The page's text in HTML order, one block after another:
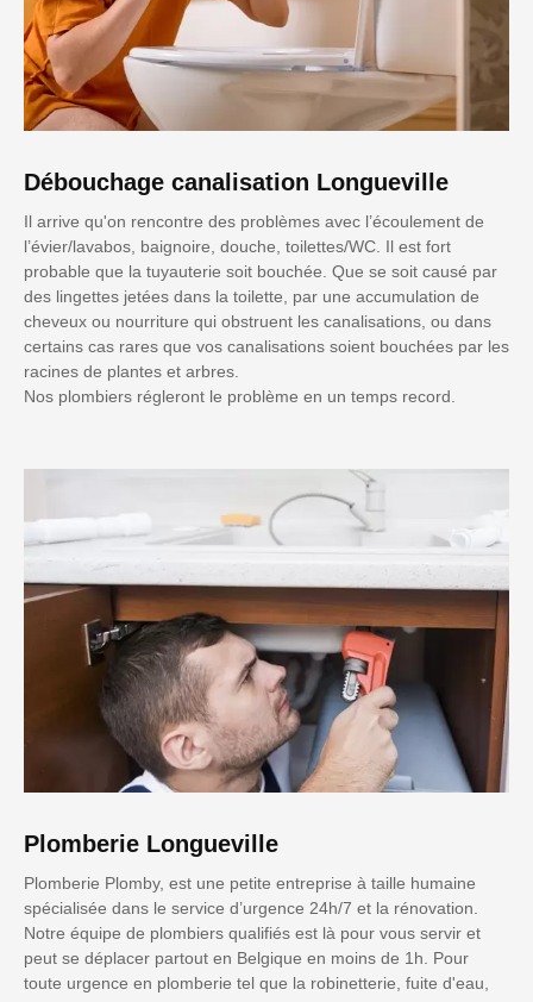
Débouchage canalisation Longueville
Il arrive qu'on rencontre des problèmes avec l’écoulement de
l’évier/lavabos, baignoire, douche, toilettes/WC. Il est fort
probable que la tuyauterie soit bouchée. Que se soit causé par
des lingettes jetées dans la toilette, par une accumulation de
cheveux ou nourriture qui obstruent les canalisations, ou dans
certains cas rares que vos canalisations soient bouchées par les
racines de plantes et arbres.
Nos plombiers régleront le problème en un temps record.
Plomberie Longueville
Plomberie Plomby, est une petite entreprise à taille humaine
spécialisée dans le service d’urgence 24h/7 et la rénovation.
Notre équipe de plombiers qualifiés est là pour vous servir et
peut se déplacer partout en Belgique en moins de 1h. Pour
toute urgence en plomberie tel que la robinetterie, fuite d'eau,